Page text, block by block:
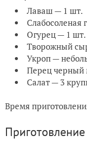
Лаваш — 1 шт.
Слабосоленая
Огурец — 1 шт.
Творожный
Укроп —
Перец черный
Салат — 3
Время
Приготовление